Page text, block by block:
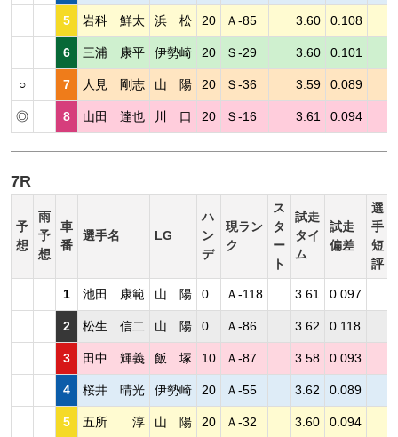
5 岩科 鮮太 浜 松 20 Ａ-85 3.60 0.108
6 三浦 康平 伊勢崎 20 Ｓ-29 3.60 0.101
○ 7 人見 剛志 山 陽 20 Ｓ-36 3.59 0.089
◎ 8 山田 達也 川 口 20 Ｓ-16 3.61 0.094
7R
予
想
雨
予
想
車
番
選手名 LG
ハ
ン
デ
現ラン
ク
ス
タ
ー
ト
試走
タイ
ム
試走
偏差
選
手
短
評
1 池田 康範 山 陽 0 Ａ-118 3.61 0.097
2 松生 信二 山 陽 0 Ａ-86 3.62 0.118
3 田中 輝義 飯 塚 10 Ａ-87 3.58 0.093
4 桜井 晴光 伊勢崎 20 Ａ-55 3.62 0.089
5 五所 淳 山 陽 20 Ａ-32 3.60 0.094